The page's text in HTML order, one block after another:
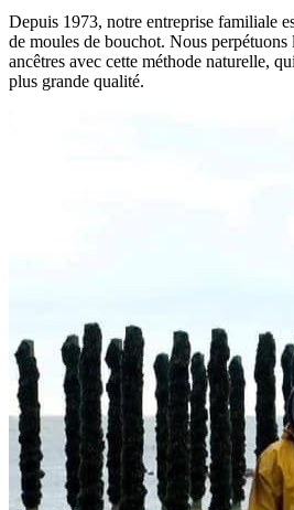
Depuis 1973, notre entreprise familiale
de moules de bouchot. Nous perpétuons
ancêtres avec cette méthode naturelle,
plus grande qualité.